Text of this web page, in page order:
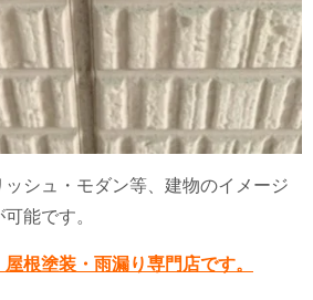
シュ・モダン等、建物のイメージ
能です。
根塗装・雨漏り専門店です。